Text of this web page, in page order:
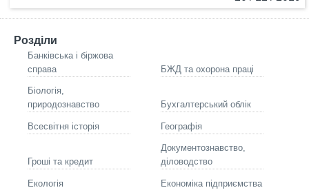
Розділи
Банківська і біржова
справа
БЖД та охорона праці
Біологія,
природознавство
Бухгалтерський облік
Всесвітня історія Географія
Гроші та кредит
Документознавство,
діловодство
Екологія Економіка підприємства